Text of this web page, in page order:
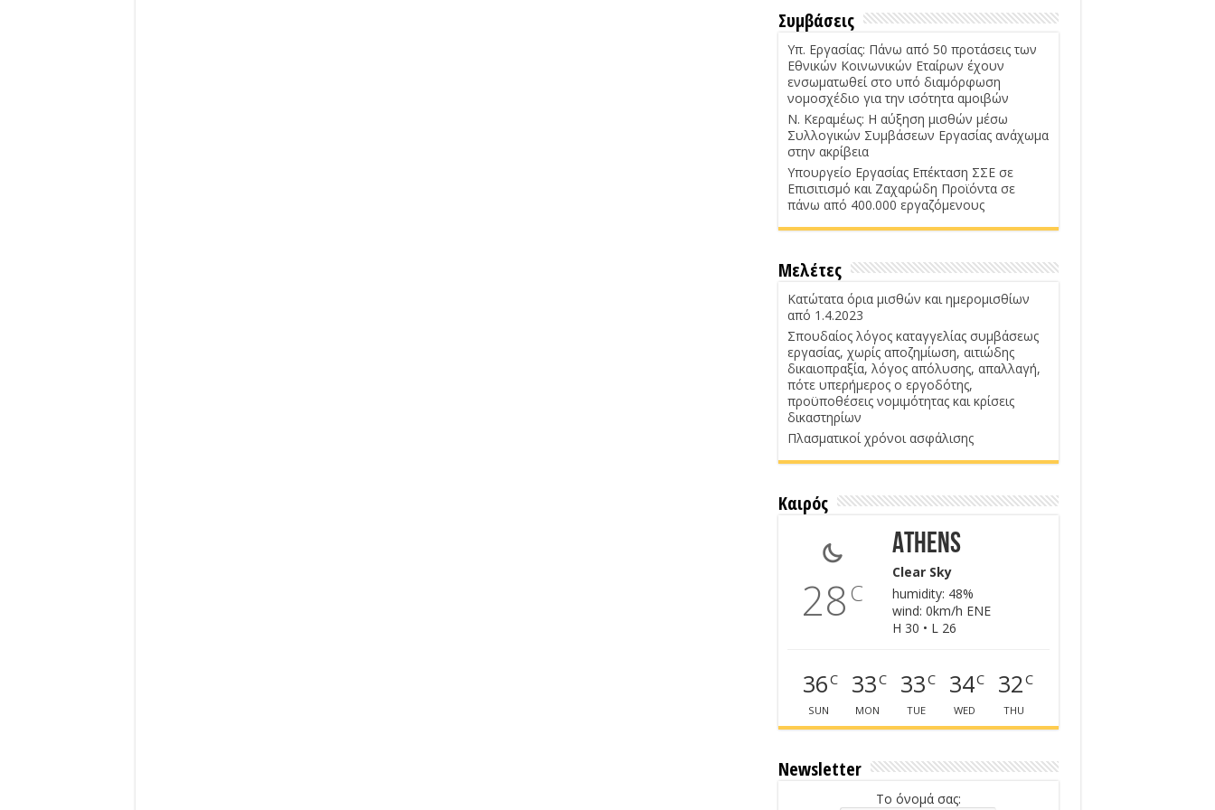
Συμβάσεις
Υπ. Εργασίας: Πάνω από 50 προτάσεις των
Εθνικών Κοινωνικών Εταίρων έχουν
ενσωματωθεί στο υπό διαμόρφωση
νομοσχέδιο για την ισότητα αμοιβών
Ν. Κεραμέως: Η αύξηση μισθών μέσω
Συλλογικών Συμβάσεων Εργασίας ανάχωμα
στην ακρίβεια
Υπουργείο Εργασίας Επέκταση ΣΣΕ σε
Επισιτισμό και Ζαχαρώδη Προϊόντα σε
πάνω από 400.000 εργαζόμενους
Μελέτες
Κατώτατα όρια μισθών και ημερομισθίων
από 1.4.2023
Σπουδαίος λόγος καταγγελίας συμβάσεως
εργασίας, χωρίς αποζημίωση, αιτιώδης
δικαιοπραξία, λόγος απόλυσης, απαλλαγή,
πότε υπερήμερος ο εργοδότης,
προϋποθέσεις νομιμότητας και κρίσεις
δικαστηρίων
Πλασματικοί χρόνοι ασφάλισης
Καιρός
28C
Athens
Clear Sky
humidity: 48%
wind: 0km/h ENE
H 30 • L 26
36C
SUN
33C
MON
33C
TUE
34C
WED
32C
THU
Newsletter
Το όνομά σας: